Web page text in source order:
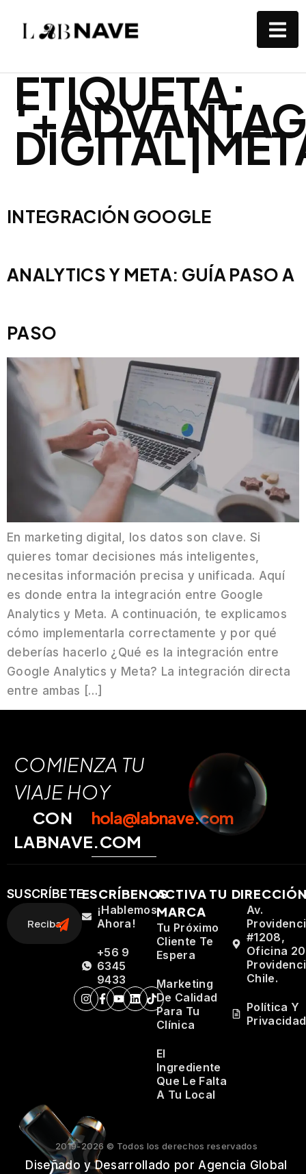
ETIQUETA:
INTEGRACIÓN GOOGLE
ANALYTICS Y META: GUÍA PASO A
PASO
En marketing digital, los datos son clave. Si
quieres tomar decisiones más inteligentes,
necesitas información precisa y unificada. Aquí
es donde entra la integración entre Google
Analytics y Meta. A continuación, te explicamos
cómo implementarla correctamente y por qué
deberías hacerlo ¿Qué es la integración entre
Google Analytics y Meta? La integración directa
entre ambas […]
COMIENZA TU
VIAJE HOY
CON
LABNAVE.COM
hola@labnave.com
SUSCRÍBETEESCRÍBENOS
¡Hablemos
Ahora!
+56 9
6345
9433
ACTIVA TU
MARCA
Tu Próximo
Cliente Te
Espera
Marketing
De Calidad
Para Tu
Clínica
El
Ingrediente
Que Le Falta
A Tu Local
Av.
#1208,
Oficina
Chile.
Política Y
Privacidad
2019-2026 © Todos los derechos reservados
Diseñado y Desarrollado por Agencia Global